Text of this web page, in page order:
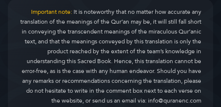
Important note:It is noteworthy that no matter how accurate any
translation of the meanings of the Qur’an may be, it will still fall short
in conveying the transcendent meanings of the miraculous Qur’anic
text, and that the meanings conveyed by this translation is only the
product reached by the extent of the team’s knowledge in
understanding this Sacred Book. Hence, this translation cannot be
error-free, as is the case with any human endeavor. Should you have
any remarks or recommendations concerning the translation, please
do not hesitate to write in the comment box next to each verse on
the website, or send us an email via:info@quranenc.com